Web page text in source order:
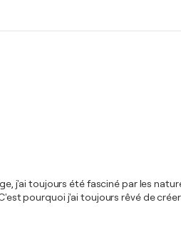
j'ai toujours été fasciné par les
pourquoi j'ai toujours rêvé de